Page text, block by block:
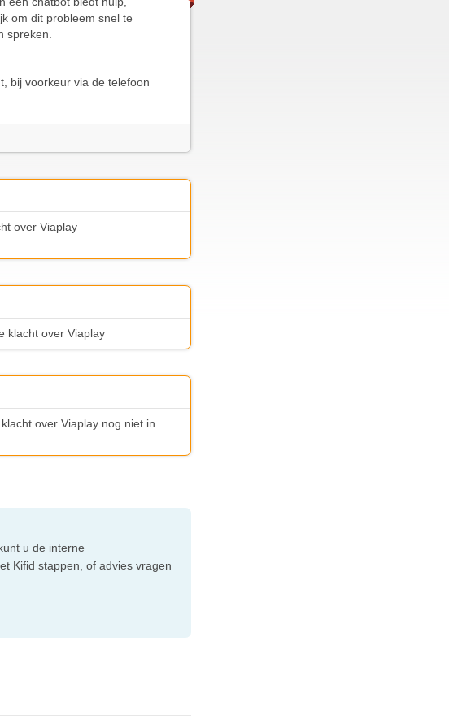
om dit probleem snel te
spreken.
bij voorkeur via de telefoon
over Viaplay
klacht over Viaplay
over Viaplay nog niet in
u de interne
Kifid stappen, of advies vragen